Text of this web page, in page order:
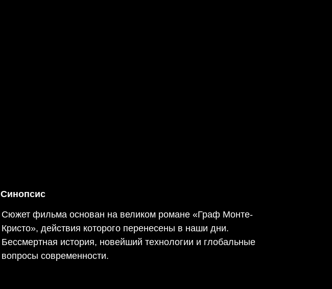
Синопсис
Сюжет фильма основан на великом романе «Граф Монте-
Кристо», действия которого перенесены в наши дни.
Бессмертная история, новейший технологии и глобальные
вопросы современности.